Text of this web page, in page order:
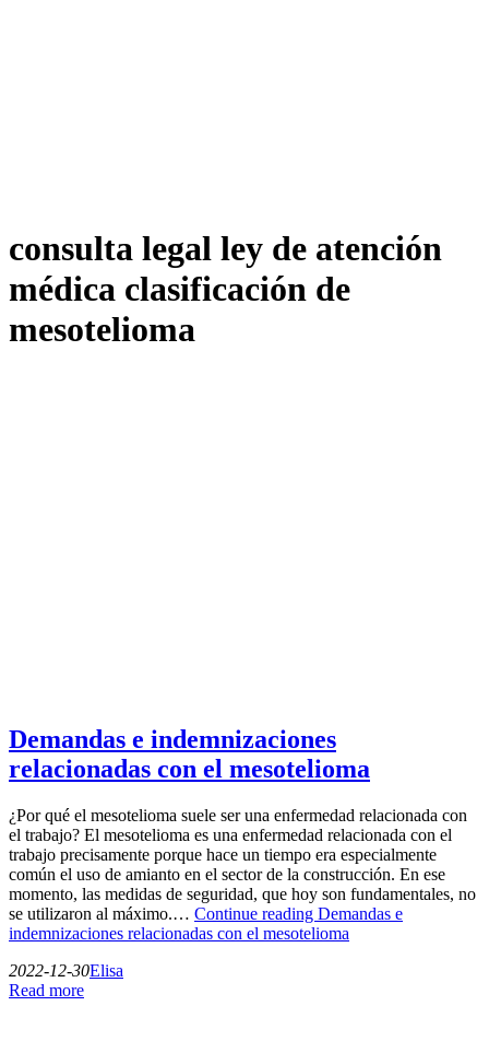
consulta legal ley de atención
médica clasificación de
mesotelioma
Demandas e indemnizaciones
relacionadas con el mesotelioma
¿Por qué el mesotelioma suele ser una enfermedad relacionada con
el trabajo? El mesotelioma es una enfermedad relacionada con el
trabajo precisamente porque hace un tiempo era especialmente
común el uso de amianto en el sector de la construcción. En ese
momento, las medidas de seguridad, que hoy son fundamentales, no
se utilizaron al máximo.… Continue reading Demandas e
indemnizaciones relacionadas con el mesotelioma
2022-12-30Elisa
Read more